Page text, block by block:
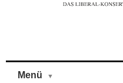
Menü